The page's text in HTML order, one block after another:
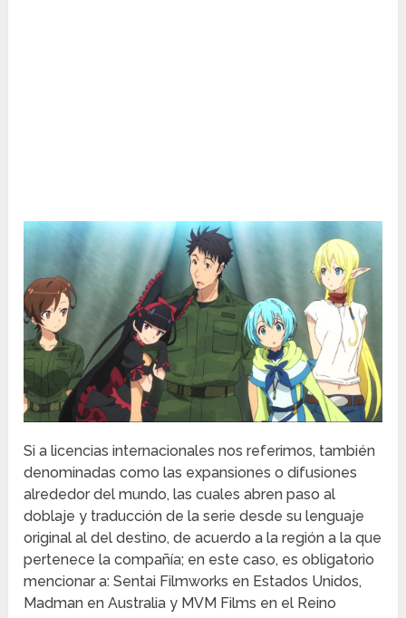
Si a licencias internacionales nos referimos, también
denominadas como las expansiones o difusiones
alrededor del mundo, las cuales abren paso al
doblaje y traducción de la serie desde su lenguaje
original al del destino, de acuerdo a la región a la que
pertenece la compañía; en este caso, es obligatorio
mencionar a: Sentai Filmworks en Estados Unidos,
Madman en Australia y MVM Films en el Reino